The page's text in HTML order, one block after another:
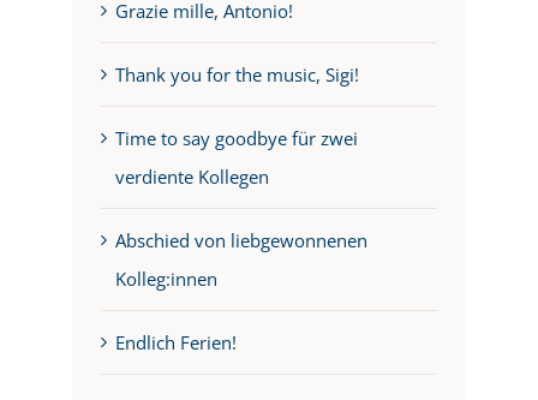
Grazie mille, Antonio!
Thank you for the music, Sigi!
Time to say goodbye für zwei
verdiente Kollegen
Abschied von liebgewonnenen
Kolleg:innen
Endlich Ferien!